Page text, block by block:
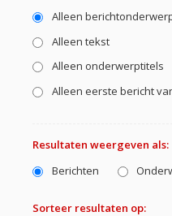
Alleen
Alleen tekst
Alleen onderwerptitels
Alleen eerste bericht
Resultaten weergeven als:
Berichten
Sorteer resultaten op: